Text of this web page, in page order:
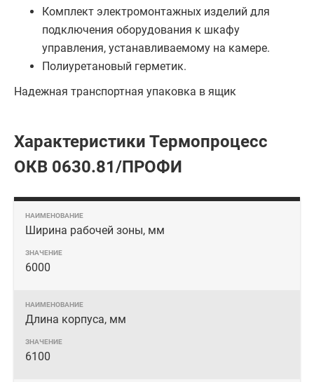
Комплект электромонтажных изделий для
подключения оборудования к шкафу
управления, устанавливаемому на камере.
Полиуретановый герметик.
Надежная транспортная упаковка в ящик
Характеристики Термопроцесс
ОКВ 0630.81/ПРОФИ
Ширина рабочей зоны, мм
6000
Длина корпуса, мм
6100